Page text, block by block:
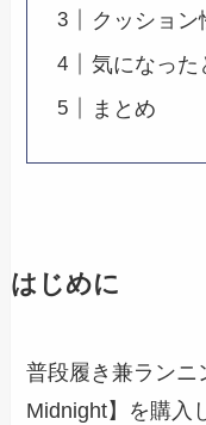
クッション
気になった
まとめ
はじめに
普段履き兼ランニ
Midnight】を購入